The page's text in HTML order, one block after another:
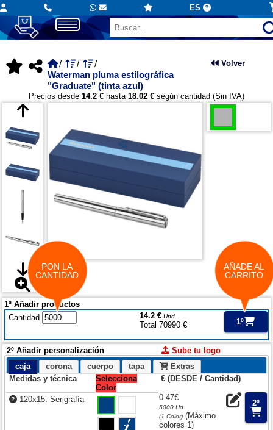
ES
Waterman pluma estilográfica
"Graduate" (tinta azul)
Volver
Precios desde 14.2 € hasta 18.02 € según cantidad (Sin IVA)
1º Añadir productos
Cantidad
14.2 €Und.
Total 70990 € 1º
2º Añadir personalización
Sube tu logo
caja
corona cuerpo tapa
Extras
Medidas y técnica
Selecciona
Color
€ (DESDE / Cantidad)
120x15: Serigrafía 0.47€
5000 Ud.
(1 Color)(Máximo
colores 1)
2º
PON LA
CANTIDAD
AÑADE AL
CARRITO